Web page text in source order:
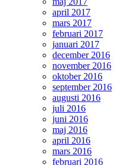
april 2017
mars 2017
februari 2017
januari 2017
december 2016
november 2016
oktober 2016
september 2016
augusti 2016
juli 2016
juni 2016
maj 2016
april 2016
mars 2016
februari 2016